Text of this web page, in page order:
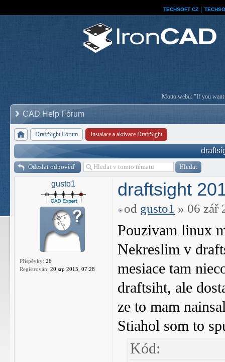
TECHSOFT CZ
Motto webu: "If you want
CAD Help Fórum
DraftSight Fórum Instalace a aktivace DraftSight
Odeslat odpověď
gusto1
Příspěvky: 26
Registrován: 20 srp 2015, 07:28
draftsight
od gusto1 » 06 zář
Pouzivam linux
Nekreslim v
mesiace tam
draftsiht, ale
ze to mam
Stiahol som to
Kód: